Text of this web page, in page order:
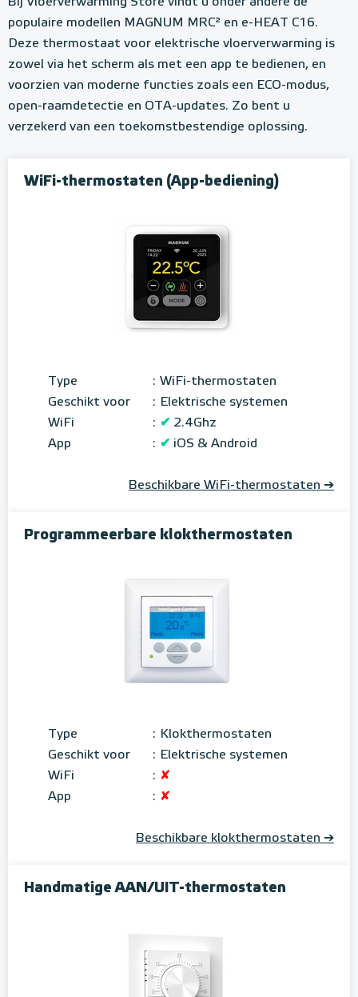
populaire modellen MAGNUM MRC² en e-HEAT C16.
Deze thermostaat voor elektrische vloerverwarming is
zowel via het scherm als met een app te bedienen, en
voorzien van moderne functies zoals een ECO-modus,
open-raamdetectie en OTA-updates. Zo bent u
verzekerd van een toekomstbestendige oplossing.
WiFi-thermostaten (App-bediening)
Type : WiFi-thermostaten
Geschikt voor
: Elektrische systemen
WiFi
: ✔ 2.4Ghz
App
: ✔ iOS & Android
Beschikbare WiFi-thermostaten ➔
Programmeerbare klokthermostaten
Type :
Klokthermostaten
Geschikt voor
: Elektrische systemen
WiFi
: ✘
App
: ✘
Beschikbare klokthermostaten ➔
Handmatige AAN/UIT-thermostaten